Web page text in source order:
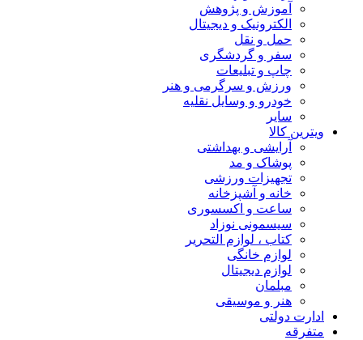
آموزش و پژوهش
الکترونیک و دیجیتال
حمل و نقل
سفر و گردشگری
چاپ و تبلیعات
ورزش و سرگرمی و هنر
خودرو و وسایل نقلیه
سایر
ویترین کالا
آرایشی و بهداشتی
پوشاک و مد
تجهیزات ورزشی
خانه و آشپزخانه
ساعت و اکسسوری
سیسمونی نوزاد
کتاب ، لوازم التحریر
لوازم خانگی
لوازم دیجیتال
مبلمان
هنر و موسیقی
ادارت دولتی
متفرقه